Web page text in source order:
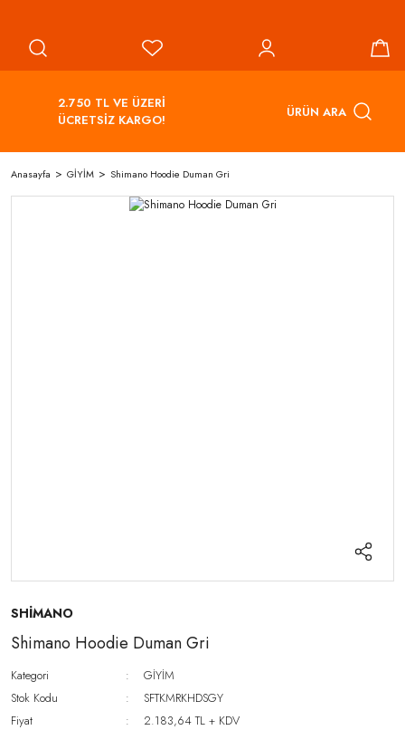
2.750 TL VE ÜZERİ
ÜCRETSİZ KARGO!
ÜRÜN ARA
Anasayfa GİYİM Shimano Hoodie Duman Gri
SHİMANO
Shimano Hoodie Duman Gri
Kategori
GİYİM
Stok Kodu
SFTKMRKHDSGY
Fiyat
2.183,64 TL + KDV